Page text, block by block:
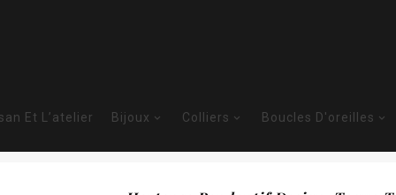
Et L’atelier 
Bijoux 
Colliers 
Boucles D'oreilles